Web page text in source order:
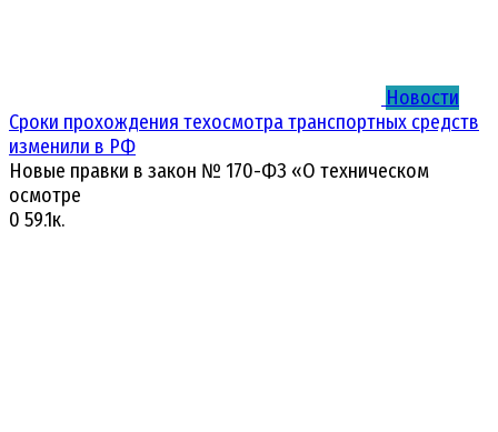
Новости
Сроки прохождения техосмотра транспортных средств
изменили в РФ
Новые правки в закон № 170-ФЗ «О техническом
осмотре
0 59.1к.